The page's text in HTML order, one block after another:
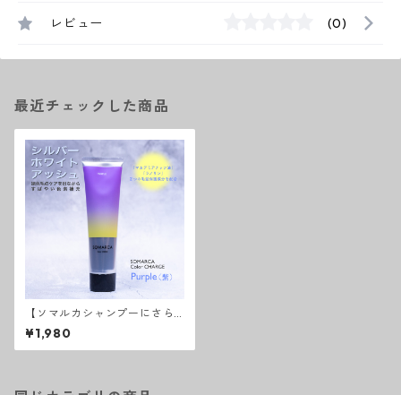
レビュー (0)
最近チェックした商品
【ソマルカシャンプーにさら
に色素補充】ソマルカ カラ
ーチャージパープル
¥1,980